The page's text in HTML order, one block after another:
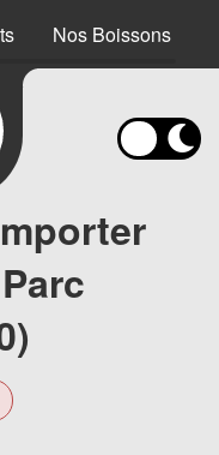
Nos Boissons